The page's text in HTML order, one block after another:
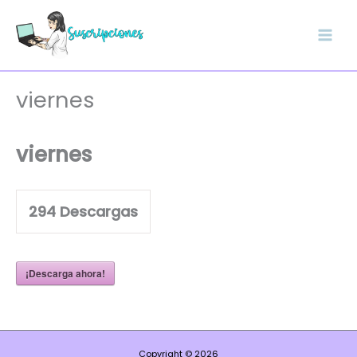
contenido
viernes
viernes
294 Descargas
¡Descarga ahora!
Copyright © 2026